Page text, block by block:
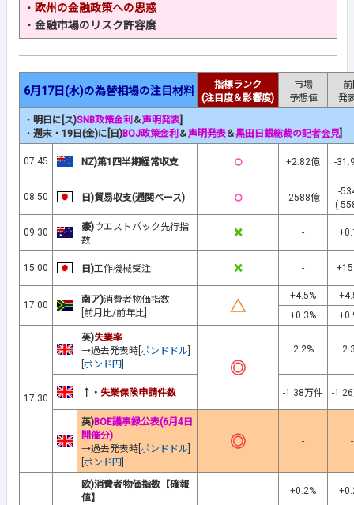
・ 欧州の金融政策への思惑
・ 金融市場のリスク許容度
6月17日(水)の為替相場の注目材料
指標ランク
(注目度＆影響度)
市場
予想値
発
・ 明日に[ス)SNB政策金利 ＆声明発表
・ 週末・19日(金)に[日)BOJ政策金利 ＆声明発表＆黒田日銀総裁の記者会見]
07:45 NZ)第1四半期経常収支 ○ +2.82億 -
08:50 日)貿易収支(通関ベース) ○ -2588億
-
(-
09:30 豪)ウエストパック先行指
数
× -
15:00 日)工作機械受注 × -
17:00 南ア)消費者物価指数
[前月比/前年比]
△
+4.5%
+0.3%
17:30
英)失業率
→過去発表時[ ポンドドル
ポンド円 ◎
2.2%
↑・ 失業保険申請件数 -1.38万件 -
英)BOE議事録公表(6月4日
開催分)
→過去発表時[ ポンドドル
ポンド円
◎ - -
欧)消費者物価指数【確報
値】
+0.2%